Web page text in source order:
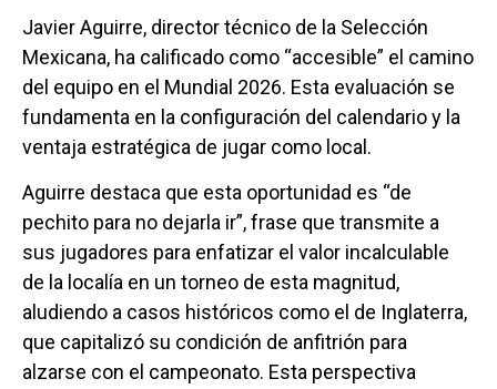
Javier Aguirre, director técnico de la Selección
Mexicana, ha calificado como “accesible” el camino
del equipo en el Mundial 2026. Esta evaluación se
fundamenta en la configuración del calendario y la
ventaja estratégica de jugar como local.
Aguirre destaca que esta oportunidad es “de
pechito para no dejarla ir”, frase que transmite a
sus jugadores para enfatizar el valor incalculable
de la localía en un torneo de esta magnitud,
aludiendo a casos históricos como el de Inglaterra,
que capitalizó su condición de anfitrión para
alzarse con el campeonato. Esta perspectiva